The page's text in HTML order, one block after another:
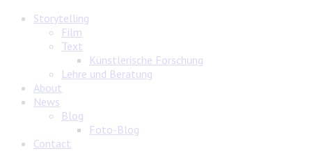
Storytelling
Film
Text
Künstlerische Forschung
Lehre und Beratung
About
News
Blog
Foto-Blog
Contact